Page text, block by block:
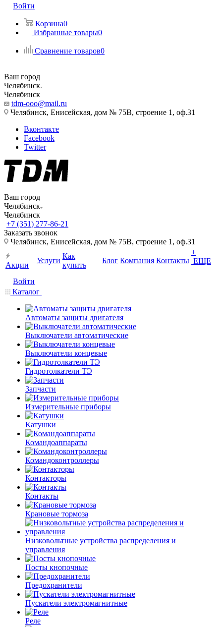
Войти
Корзина0
Избранные товары0
Сравнение товаров0
Ваш город
Челябинск
Челябинск
tdm-ooo@mail.ru
Челябинск, Енисейская, дом № 75В, строение 1, оф.31
Вконтакте
Facebook
Twitter
Ваш город
Челябинск
Челябинск
+7 (351) 277-86-21
Заказать звонок
Челябинск, Енисейская, дом № 75В, строение 1, оф.31
Акции
Услуги
Как
купить
Блог Компания Контакты
+
ЕЩЕ
Войти
Каталог
Автоматы защиты двигателя
Выключатели автоматические
Выключатели концевые
Гидротолкатели ТЭ
Запчасти
Измерительные приборы
Катушки
Командоаппараты
Командоконтроллеры
Контакторы
Контакты
Крановые тормоза
Низковольтные устройства распределения и
управления
Посты кнопочные
Предохранители
Пускатели электромагнитные
Реле